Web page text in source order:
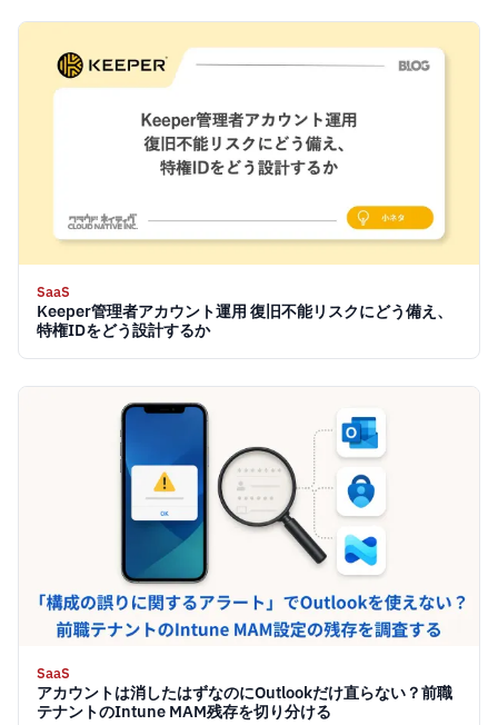
SaaS
Keeper管理者アカウント運用 復旧不能リスクにどう備え、
特権IDをどう設計するか
SaaS
アカウントは消したはずなのにOutlookだけ直らない？前職
テナントのIntune MAM残存を切り分ける